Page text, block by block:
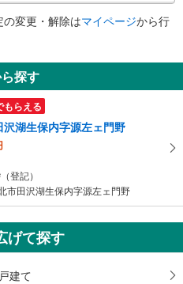
変更・解除はマイページから行
探す
もらえる
沢湖生保内字源左ェ門野
（登記）
市田沢湖生保内字源左ェ門野
げて探す
建て